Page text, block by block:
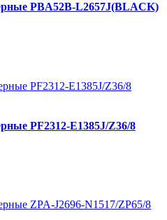
PBA52B-L2657J(BLACK)
PF2312-E1385J/Z36/8